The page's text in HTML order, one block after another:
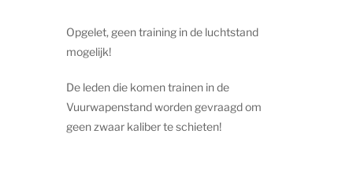
Opgelet, geen training in de luchtstand
mogelijk!
De leden die komen trainen in de
Vuurwapenstand worden gevraagd om
geen zwaar kaliber te schieten!